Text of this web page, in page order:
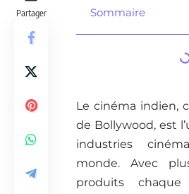
Partager Sommaire
Le cinéma indien,
de Bollywood, est
industries
monde. Avec
produits